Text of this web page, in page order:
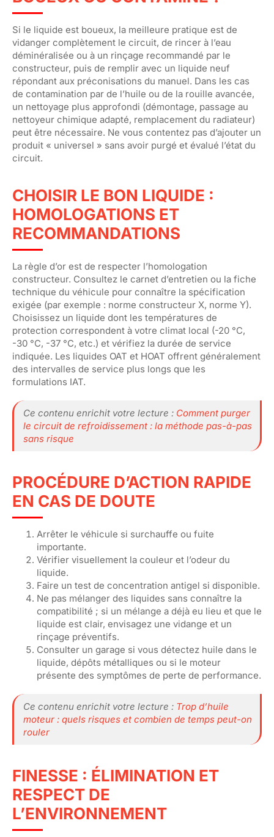
Si le liquide est boueux, la meilleure pratique est de
vidanger complètement le circuit, de rincer à l’eau
déminéralisée ou à un rinçage recommandé par le
constructeur, puis de remplir avec un liquide neuf
répondant aux préconisations du manuel. Dans les cas
de contamination par de l’huile ou de la rouille avancée,
un nettoyage plus approfondi (démontage, passage au
nettoyeur chimique adapté, remplacement du radiateur)
peut être nécessaire. Ne vous contentez pas d’ajouter un
produit « universel » sans avoir purgé et évalué l’état du
circuit.
CHOISIR LE BON LIQUIDE :
HOMOLOGATIONS ET
RECOMMANDATIONS
La règle d’or est de respecter l’homologation
constructeur. Consultez le carnet d’entretien ou la fiche
technique du véhicule pour connaître la spécification
exigée (par exemple : norme constructeur X, norme Y).
Choisissez un liquide dont les températures de
protection correspondent à votre climat local (-20 °C,
-30 °C, -37 °C, etc.) et vérifiez la durée de service
indiquée. Les liquides OAT et HOAT offrent généralement
des intervalles de service plus longs que les
formulations IAT.
Ce contenu enrichit votre lecture : Comment purger
le circuit de refroidissement : la méthode pas-à-pas
sans risque
PROCÉDURE D’ACTION RAPIDE
EN CAS DE DOUTE
Arrêter le véhicule si surchauffe ou fuite
importante.
Vérifier visuellement la couleur et l’odeur du
liquide.
Faire un test de concentration antigel si disponible.
Ne pas mélanger des liquides sans connaître la
compatibilité ; si un mélange a déjà eu lieu et que le
liquide est clair, envisagez une vidange et un
rinçage préventifs.
Consulter un garage si vous détectez huile dans le
liquide, dépôts métalliques ou si le moteur
présente des symptômes de perte de performance.
Ce contenu enrichit votre lecture : Trop d’huile
moteur : quels risques et combien de temps peut-on
rouler
FINESSE : ÉLIMINATION ET
RESPECT DE
L’ENVIRONNEMENT